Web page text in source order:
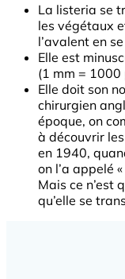
La listeria se
les végétaux
l’avalent en
Elle est
(1 mm = 1000
Elle doit son
chirurgien
époque, on
à découvrir
en 1940,
on l’a appelé
Mais ce n’est
qu’elle se